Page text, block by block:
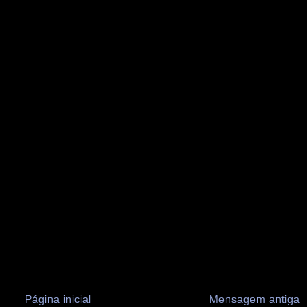
Mensagem antiga
Página inicial